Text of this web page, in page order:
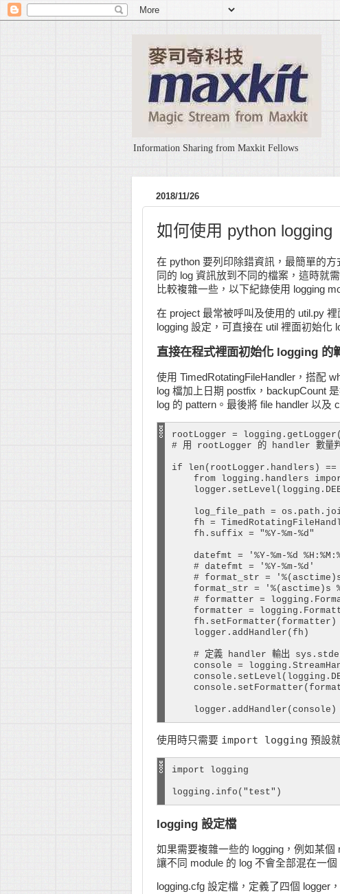
Information Sharing from Maxkit Fellows
2018/11/26
如何使用 python logging
在 python 要列印除錯資訊，最簡單的
同的 log 資訊放到不同的檔案，這時就
比較複雜一些，以下紀錄使用 logging
在 project 最常被呼叫及使用的 util.py
logging 設定，可直接在 util 裡面初始化
直接在程式裡面初始化 logging 的
使用 TimedRotatingFileHandler，搭配
log 檔加上日期 postfix，backupCount
log 的 pattern。最後將 file handler 以及
rootLogger =
# 用 rootLogger 的 handler 數
if len(rootLogger.handlers) ==
from logging.handlers
log_file_path =
fh =
    fh.suffix = "%Y-%m-%d"
datefmt = '%Y-%m-%d
    # datefmt = '%Y-%m-%d'
# format_str =
format_str = '%(asctime)s
# formatter =
formatter =
    fh.setFormatter(formatter)
    logger.addHandler(fh)
# 定義 handler 輸出
console =
    logger.addHandler(console)
使用時只需要 import logging 預設
import logging
logging.info("test")
logging 設定檔
如果需要複雜一些的 logging，例如某
讓不同 module 的 log 不會全部混在一
logging.cfg 設定檔，定義了四個 logger